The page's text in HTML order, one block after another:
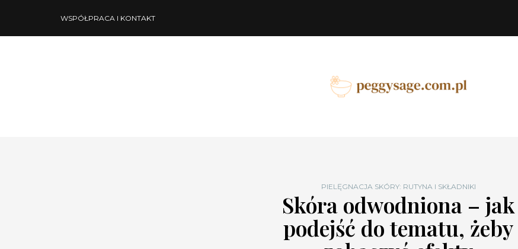
WSPÓŁPRACA I KONTAKT
PIELĘGNACJA SKÓRY: RUTYNA I SKŁADNIKI
Skóra odwodniona – jak
podejść do tematu, żeby